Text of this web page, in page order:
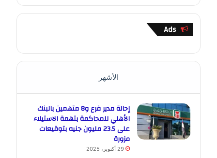
Ads
الأشهر
إحالة مدير فرع و8 متهمين بالبنك
الأهلي للمحاكمة بتهمة الاستيلاء
على 23.5 مليون جنيه بتوقيعات
مزورة
29 أكتوبر، 2025